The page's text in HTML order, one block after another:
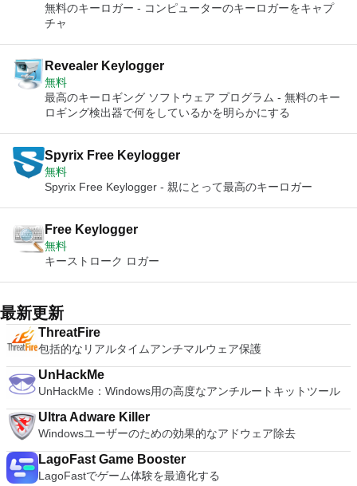
無料のキーロガー - コンピューターのキーロガーをキャプ
チャ
Revealer Keylogger
無料
最高のキーロギング ソフトウェア プログラム - 無料のキー
ロギング検出器で何をしているかを明らかにする
Spyrix Free Keylogger
無料
Spyrix Free Keylogger - 親にとって最高のキーロガー
Free Keylogger
無料
キーストローク ロガー
最新更新
ThreatFire
包括的なリアルタイムアンチマルウェア保護
UnHackMe
UnHackMe：Windows用の高度なアンチルートキットツール
Ultra Adware Killer
Windowsユーザーのための効果的なアドウェア除去
LagoFast Game Booster
LagoFastでゲーム体験を最適化する